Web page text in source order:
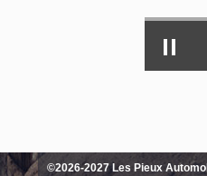
©2026-2027 Les Pieux